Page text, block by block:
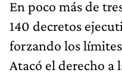
En poco más de
140 decretos
forzando los
Atacó el derecho a